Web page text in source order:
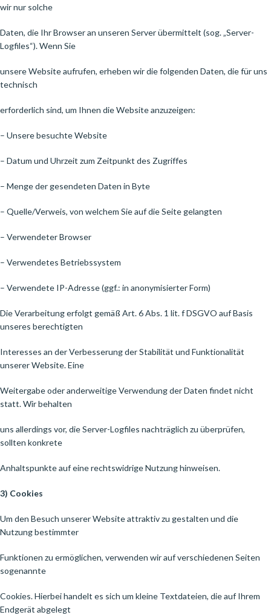
wir nur solche
Daten, die Ihr Browser an unseren Server übermittelt (sog. „Server-
Logfiles“). Wenn Sie
unsere Website aufrufen, erheben wir die folgenden Daten, die für uns
technisch
erforderlich sind, um Ihnen die Website anzuzeigen:
– Unsere besuchte Website
– Datum und Uhrzeit zum Zeitpunkt des Zugriffes
– Menge der gesendeten Daten in Byte
– Quelle/Verweis, von welchem Sie auf die Seite gelangten
– Verwendeter Browser
– Verwendetes Betriebssystem
– Verwendete IP-Adresse (ggf.: in anonymisierter Form)
Die Verarbeitung erfolgt gemäß Art. 6 Abs. 1 lit. f DSGVO auf Basis
unseres berechtigten
Interesses an der Verbesserung der Stabilität und Funktionalität
unserer Website. Eine
Weitergabe oder anderweitige Verwendung der Daten findet nicht
statt. Wir behalten
uns allerdings vor, die Server-Logfiles nachträglich zu überprüfen,
sollten konkrete
Anhaltspunkte auf eine rechtswidrige Nutzung hinweisen.
3) Cookies
Um den Besuch unserer Website attraktiv zu gestalten und die
Nutzung bestimmter
Funktionen zu ermöglichen, verwenden wir auf verschiedenen Seiten
sogenannte
Cookies. Hierbei handelt es sich um kleine Textdateien, die auf Ihrem
Endgerät abgelegt